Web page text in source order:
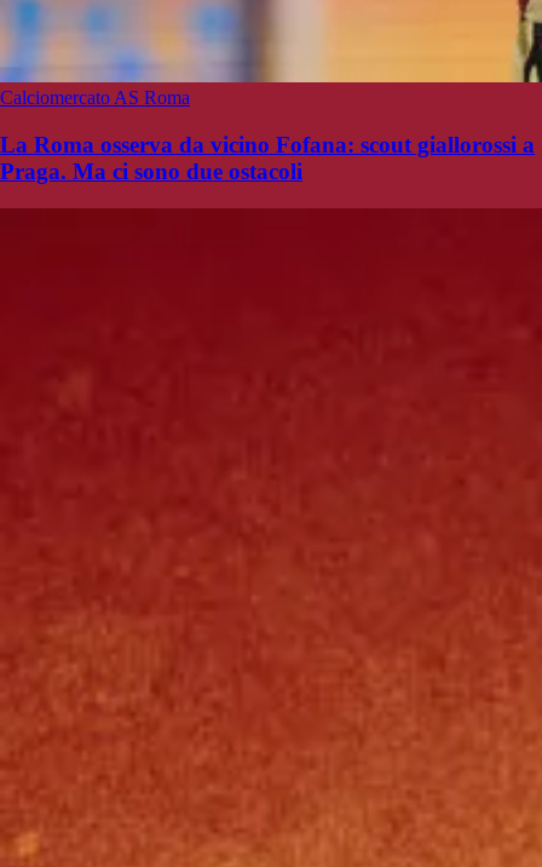
Calciomercato AS Roma
La Roma osserva da vicino Fofana: scout giallorossi a
Praga. Ma ci sono due ostacoli